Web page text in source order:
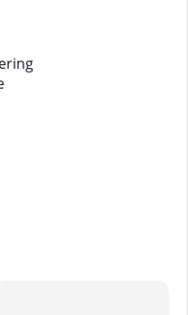
er en organisk
cystein. Det
menneskelige
kroppen fra
proces.